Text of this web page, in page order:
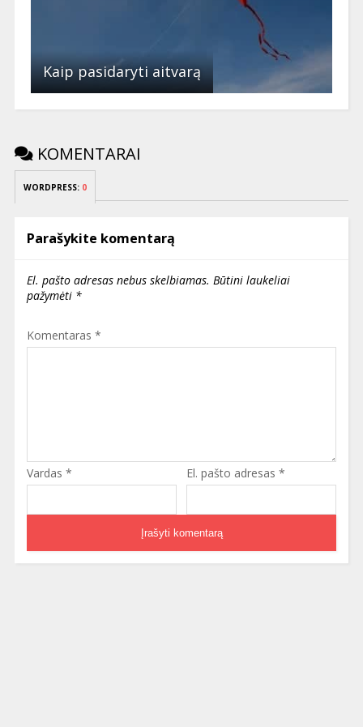
Kaip pasidaryti aitvarą
KOMENTARAI
WORDPRESS: 0
Parašykite komentarą
El. pašto adresas nebus skelbiamas. Būtini laukeliai
pažymėti *
Komentaras *
Vardas * El. pašto adresas *